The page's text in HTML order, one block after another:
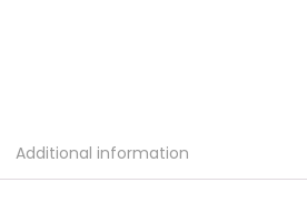
Additional information